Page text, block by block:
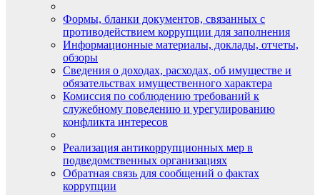
Формы, бланки документов, связанных с
противодействием коррупции для заполнения
Информационные материалы, доклады, отчеты,
обзоры
Сведения о доходах, расходах, об имуществе и
обязательствах имущественного характера
Комиссия по соблюдению требований к
служебному поведению и урегулированию
конфликта интересов
Реализация антикоррупционных мер в
подведомственных организациях
Обратная связь для сообщений о фактах
коррупции